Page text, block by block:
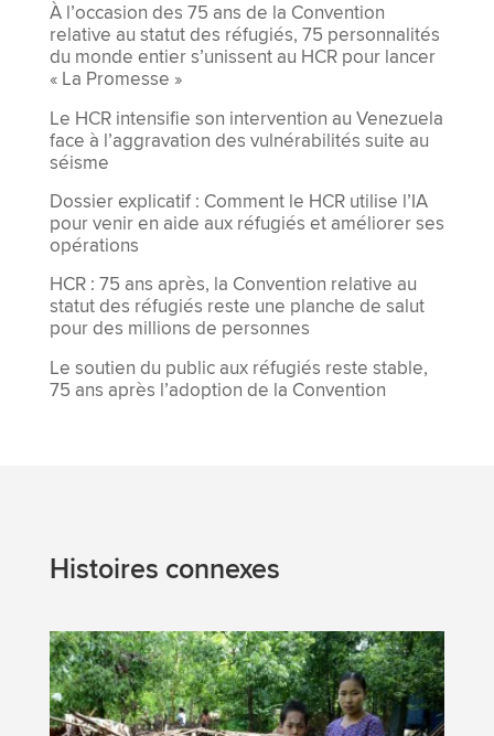
À l’occasion des 75 ans de la Convention
relative au statut des réfugiés, 75 personnalités
du monde entier s’unissent au HCR pour lancer
« La Promesse »
Le HCR intensifie son intervention au Venezuela
face à l’aggravation des vulnérabilités suite au
séisme
Dossier explicatif : Comment le HCR utilise l’IA
pour venir en aide aux réfugiés et améliorer ses
opérations
HCR : 75 ans après, la Convention relative au
statut des réfugiés reste une planche de salut
pour des millions de personnes
Le soutien du public aux réfugiés reste stable,
75 ans après l’adoption de la Convention
Histoires connexes